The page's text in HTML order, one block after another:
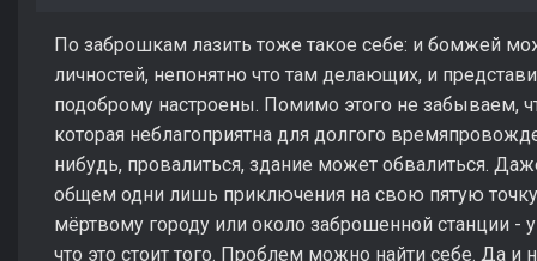
По заброшкам лазить тоже такое себе: и бомжей
личностей, непонятно что там делающих, и
подоброму настроены. Помимо этого не забываем,
которая неблагоприятна для долгого
нибудь, провалиться, здание может обвалиться.
общем одни лишь приключения на свою пятую
мёртвому городу или около заброшенной станции -
что это стоит того. Проблем можно найти себе. Да и